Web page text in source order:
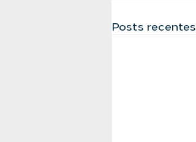
Posts recentes